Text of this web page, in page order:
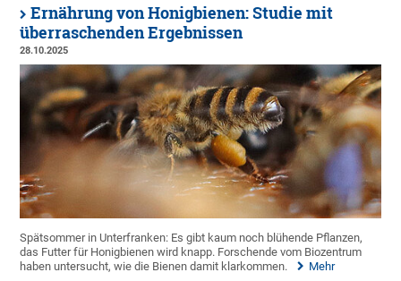
Ernährung von Honigbienen: Studie mit
überraschenden Ergebnissen
28.10.2025
Spätsommer in Unterfranken: Es gibt kaum noch blühende Pflanzen,
das Futter für Honigbienen wird knapp. Forschende vom Biozentrum
haben untersucht, wie die Bienen damit klarkommen.
Mehr